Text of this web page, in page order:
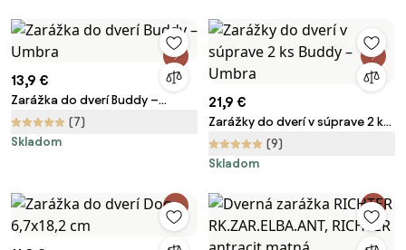
13,9 €
Zarážka do dverí Buddy –
Umbra
(7)
Skladom
21,9 €
Zarážky do dverí v súprave 2 ks
Buddy – Umbra
(9)
Skladom